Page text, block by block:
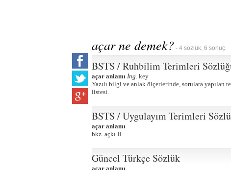
açar ne demek? - 4 sözlük, 6 sonuç.
BSTS / Ruhbilim Terimleri
açar anlamı İng. key
Yazılı bilgi ve anlak ölçerlerinde, sorulara yapılan
listesi.
BSTS / Uygulayım Terimleri
açar anlamı
bkz. açkı II.
Güncel Türkçe Sözlük
açar anlamı